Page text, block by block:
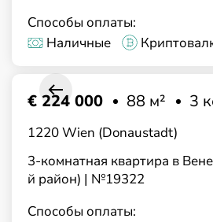
Способы оплаты:
Наличные
3-комнатная квартира в
й район) | №19322
€ 224 000 88 м² 3
1220 Wien (Donaustadt)
Способы оплаты: